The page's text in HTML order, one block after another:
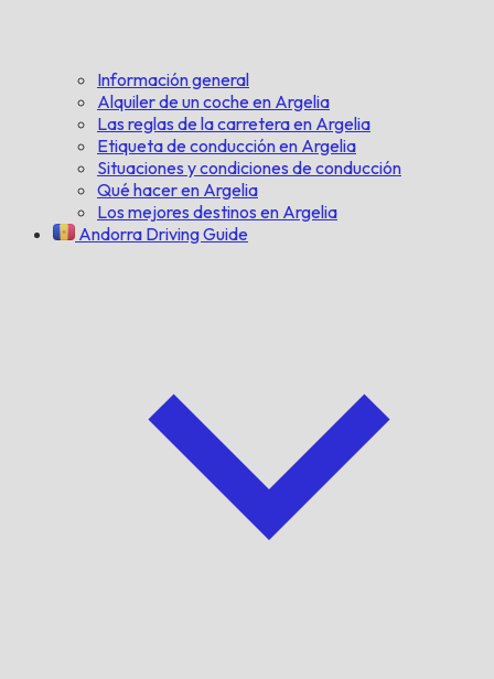
Información general
Alquiler de un coche en Argelia
Las reglas de la carretera en Argelia
Etiqueta de conducción en Argelia
Situaciones y condiciones de conducción
Qué hacer en Argelia
Los mejores destinos en Argelia
Andorra Driving Guide